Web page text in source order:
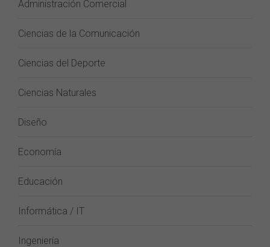
Administración Comercial
Ciencias de la Comunicación
Ciencias del Deporte
Ciencias Naturales
Diseño
Economía
Educación
Informática / IT
Ingeniería